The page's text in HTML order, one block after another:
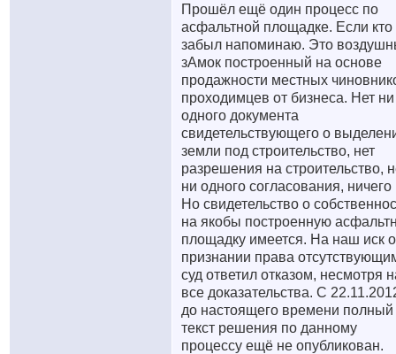
Прошёл ещё один процесс по
асфальтной площадке. Если кто
забыл напоминаю. Это
зАмок построенный на основе
продажности местных
проходимцев от бизнеса. Нет ни
одного документа
свидетельствующего о
земли под строительство, нет
разрешения на строительство,
ни одного согласования, ничего
Но свидетельство о
на якобы построенную
площадку имеется. На наш иск о
признании права
суд ответил отказом, несмотря
все доказательства. С
до настоящего времени полный
текст решения по данному
процессу ещё не опубликован.